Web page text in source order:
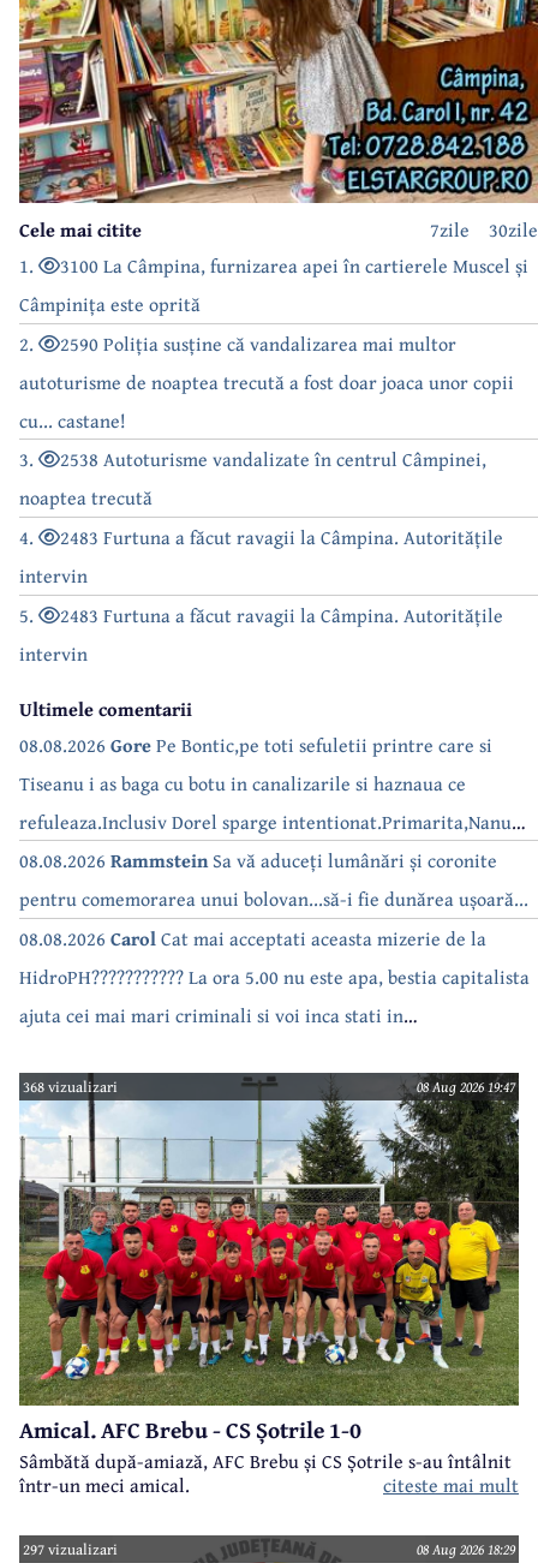
30zile
7zile
Cele mai citite
1.
3100 La Câmpina, furnizarea apei în cartierele Muscel și
Câmpinița este oprită
2.
2590 Poliția susține că vandalizarea mai multor
autoturisme de noaptea trecută a fost doar joaca unor copii
cu... castane!
3.
2538 Autoturisme vandalizate în centrul Câmpinei,
noaptea trecută
4.
2483 Furtuna a făcut ravagii la Câmpina. Autoritățile
intervin
5.
2483 Furtuna a făcut ravagii la Câmpina. Autoritățile
intervin
Ultimele comentarii
08.08.2026 GorePe Bontic,pe toti sefuletii printre care si
Tiseanu i as baga cu botu in canalizarile si haznaua ce
refuleaza.Inclusiv Dorel sparge intentionat.Primarita,Nanu
bea apa de la robinet.Asta as intreba o si pe Izabel Mitrea
08.08.2026 RammsteinSa vă aduceți lumânări și coronite
pentru comemorarea unui bolovan...să-i fie dunărea ușoară...
08.08.2026 CarolCat mai acceptati aceasta mizerie de la
HidroPH??????????? La ora 5.00 nu este apa, bestia capitalista
ajuta cei mai mari criminali si voi inca stati in
368 vizualizari 08 Aug 2026 19:47
Amical. AFC Brebu - CS Șotrile 1-0
Sâmbătă după-amiază, AFC Brebu și CS Șotrile s-au întâlnit
într-un meci amical.
citeste mai mult
297 vizualizari 08 Aug 2026 18:29